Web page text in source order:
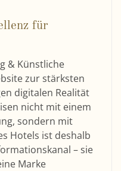
für
& Künstliche
zur stärksten
digitalen Realität
nicht mit einem
sondern mit
Hotels ist deshalb
– sie
Marke